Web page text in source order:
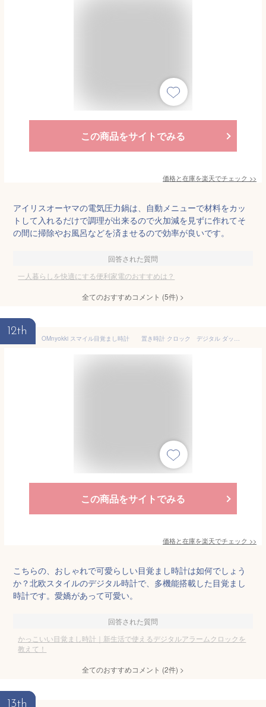
この商品をサイトでみる
価格と在庫を楽天でチェック >>
アイリスオーヤマの電気圧力鍋は、自動メニューで材料をカッ
トして入れるだけで調理が出来るので火加減を見ずに作れてそ
の間に掃除やお風呂などを済ませるので効率が良いです。
回答された質問
一人暮らしを快適にする便利家電のおすすめは？
全てのおすすめコメント (5件) >
12th
OMnyokki スマイル目覚まし時計 置き時計 クロック デジタル ダック目覚まし時計 キャラクター かわいい アナログ 北欧 プレゼント ミニ 子供 女の子 男の子 お祝 卓上 シリコン シンプル ライト おしゃれ
この商品をサイトでみる
価格と在庫を楽天でチェック >>
こちらの、おしゃれで可愛らしい目覚まし時計は如何でしょう
か？北欧スタイルのデジタル時計で、多機能搭載した目覚まし
時計です。愛嬌があって可愛い。
回答された質問
かっこいい目覚まし時計｜新生活で使えるデジタルアラームクロックを
教えて！
全てのおすすめコメント (2件) >
13th